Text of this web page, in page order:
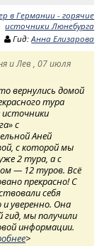
в Германии - горячие
источники Люнебурга
Гид:Анна Елизарова
и Лев , 07 июля
вернулись домой
тура
источники
с
Аней
с которой мы
2 тура, а с
— 12 туров. Всё
прекрасно! С
себя
и уверенно. Она
мы получили
информации.
>